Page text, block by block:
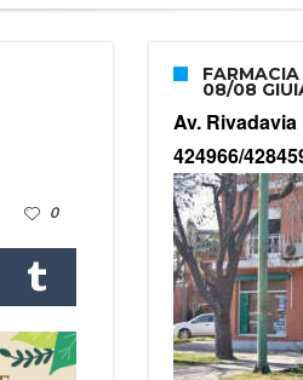
que hizo posible su nacimiento
0
08/08
Av. Rivadavia
424966/